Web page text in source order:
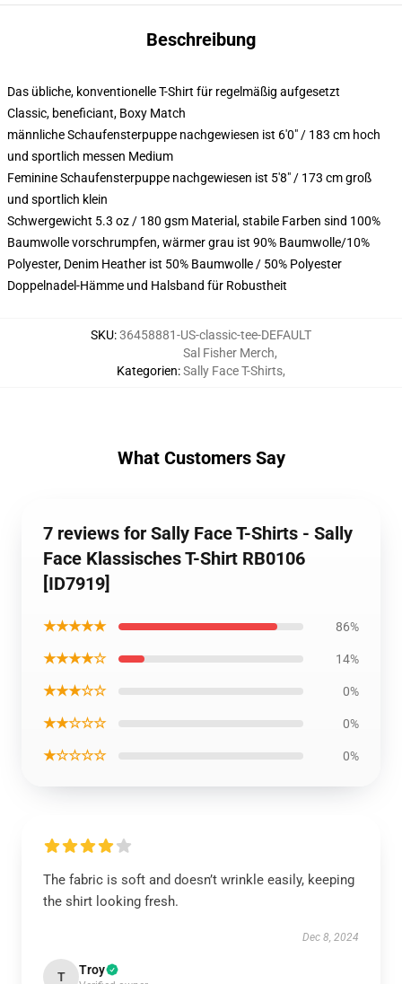
Beschreibung
Das übliche, konventionelle T-Shirt für regelmäßig aufgesetzt
Classic, beneficiant, Boxy Match
männliche Schaufensterpuppe nachgewiesen ist 6'0" / 183 cm hoch
und sportlich messen Medium
Feminine Schaufensterpuppe nachgewiesen ist 5'8" / 173 cm groß
und sportlich klein
Schwergewicht 5.3 oz / 180 gsm Material, stabile Farben sind 100%
Baumwolle vorschrumpfen, wärmer grau ist 90% Baumwolle/10%
Polyester, Denim Heather ist 50% Baumwolle / 50% Polyester
Doppelnadel-Hämme und Halsband für Robustheit
SKU:36458881-US-classic-tee-DEFAULT
Kategorien:
Sal Fisher Merch,
Sally Face T-Shirts,
What Customers Say
7 reviews for Sally Face T-Shirts - Sally
Face Klassisches T-Shirt RB0106
[ID7919]
★★★★★ 86%
★★★★☆ 14%
★★★☆☆ 0%
★★☆☆☆ 0%
★☆☆☆☆ 0%
The fabric is soft and doesn’t wrinkle easily, keeping
the shirt looking fresh.
Dec 8, 2024
T Troy